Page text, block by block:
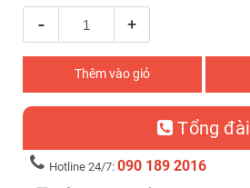
- +
Thêm vào giỏ
Tổng đài
Hotline 24/7: 090 189 2016